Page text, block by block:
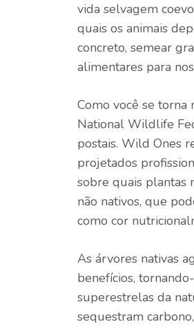
vida selvagem
quais os animais
concreto, semear
alimentares para
Como você se
National Wildlife
postais. Wild Ones
projetados
sobre quais plantas
não nativos, que
como cor
As árvores nativas
benefícios,
superestrelas da
sequestram